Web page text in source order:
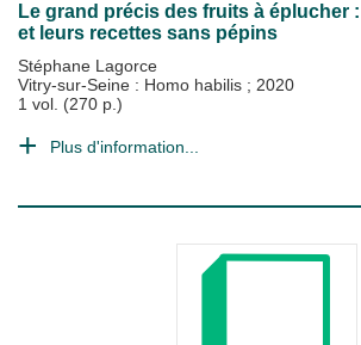
Le grand précis des fruits à éplucher :
et leurs recettes sans pépins
Stéphane Lagorce
Vitry-sur-Seine : Homo habilis ; 2020
1 vol. (270 p.)
Plus d'information...